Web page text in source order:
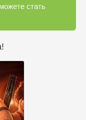
стать